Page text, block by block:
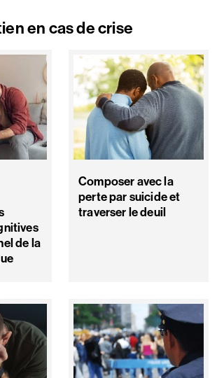
en cas de crise
de la
Composer avec la
perte par suicide et
traverser le deuil